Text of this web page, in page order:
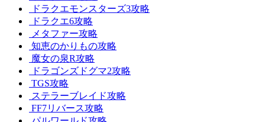
ドラクエモンスターズ3攻略
ドラクエ6攻略
メタファー攻略
知恵のかりもの攻略
魔女の泉R攻略
ドラゴンズドグマ2攻略
TGS攻略
ステラーブレイド攻略
FF7リバース攻略